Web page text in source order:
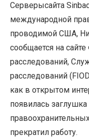
Cерверысайта
международной
проводимой США,
сообщается на
расследований,
расследований
как в открытом
появилась
прекратил работу.